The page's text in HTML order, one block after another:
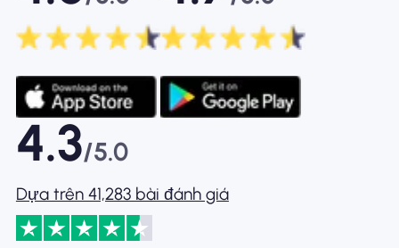
4.3/5.0
Dựa trên 41,283 bài đánh giá